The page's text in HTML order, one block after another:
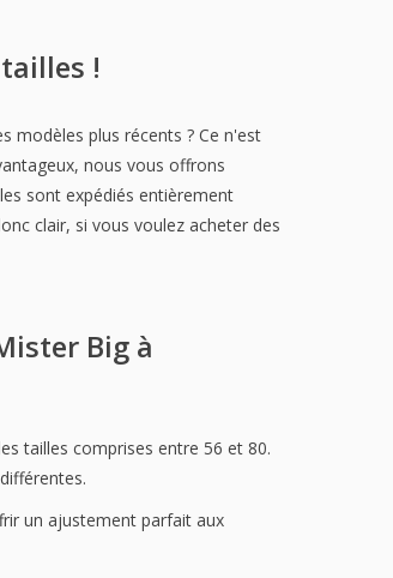
!
modèles plus récents ? Ce n'est
nous vous offrons
sont expédiés entièrement
clair, si vous voulez acheter des
Big à
tailles comprises entre 56 et 80.
un ajustement parfait aux